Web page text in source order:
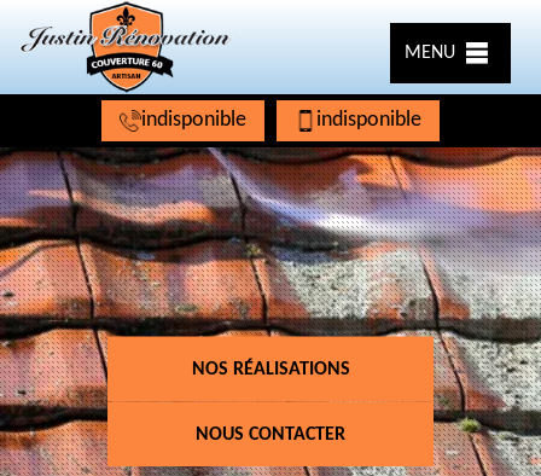
MENU
indisponible indisponible
NOS RÉALISATIONS
NOUS CONTACTER